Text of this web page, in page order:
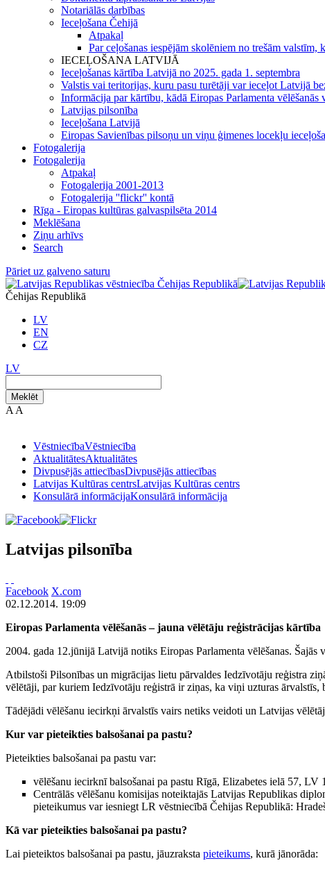
Notariālās darbības
Ieceļošana Čehijā
Atpakaļ
Par ceļošanas iespējām skolēniem no trešām
IECEĻOŠANA LATVIJĀ
Ieceļošanas kārtība Latvijā no 2025. gada 1. septembra
Valstis vai teritorijas, kuru pasu turētāji var ieceļot Latvijā
Informācija par kārtību, kādā Eiropas Parlamenta
Latvijas pilsonība
Ieceļošana Latvijā
Eiropas Savienības pilsoņu un viņu ģimenes locekļu
Fotogalerija
Fotogalerija
Atpakaļ
Fotogalerija 2001-2013
Fotogalerija ''flickr'' kontā
Rīga - Eiropas kultūras galvaspilsēta 2014
Meklēšana
Ziņu arhīvs
Search
Pāriet uz galveno saturu
Čehijas Republikā
LV
EN
CZ
LV
Meklēt
A A
VēstniecībaVēstniecība
AktualitātesAktualitātes
Divpusējās attiecībasDivpusējās attiecības
Latvijas Kultūras centrsLatvijas Kultūras centrs
Konsulārā informācijaKonsulārā informācija
Latvijas pilsonība
Facebook X.com
02.12.2014. 19:09
Eiropas Parlamenta vēlēšanās – jauna vēlētāju reģistrācijas kārtība
2004. gada 12.jūnijā Latvijā notiks Eiropas Parlamenta vēlēšanas.
Atbilstoši Pilsonības un migrācijas lietu pārvaldes Iedzīvotāju reģistra
vēlētāji, par kuriem Iedzīvotāju reģistrā ir ziņas, ka viņi uzturas ārvalstīs,
Tādējādi vēlēšanu iecirkņi ārvalstīs vairs netiks veidoti un Latvijas
Kur var pieteikties balsošanai pa pastu?
Pieteikties balsošanai pa pastu var:
vēlēšanu iecirknī balsošanai pa pastu Rīgā, Elizabetes ielā 57,
Centrālās vēlēšanu komisijas noteiktajās Latvijas Republikas
pieteikumus var iesniegt LR vēstniecībā Čehijas Republikā:
Kā var pieteikties balsošanai pa pastu?
Lai pieteiktos balsošanai pa pastu, jāuzraksta pieteikums, kurā jānorāda: